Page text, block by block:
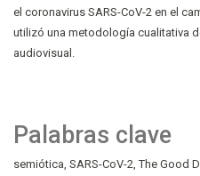
Palabras clave
semiótica SARS-CoV-2 The Good
el coronavirus SARS-CoV-2 en el
utilizó una metodología cualitativa
audiovisual.